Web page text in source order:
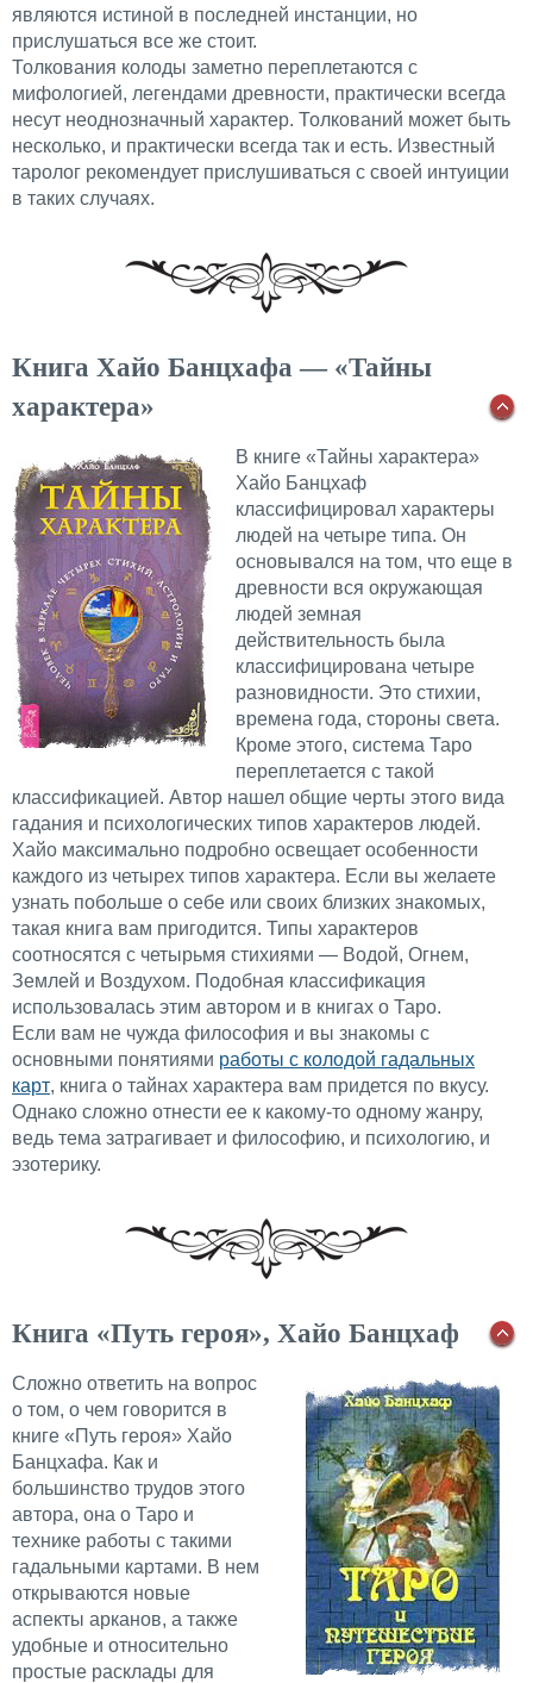
являются истиной в последней инстанции, но
прислушаться все же стоит.
Толкования колоды заметно переплетаются с
мифологией, легендами древности, практически всегда
несут неоднозначный характер. Толкований может быть
несколько, и практически всегда так и есть. Известный
таролог рекомендует прислушиваться с своей интуиции
в таких случаях.
Книга Хайо Банцхафа — «Тайны
характера»
В книге «Тайны характера»
Хайо Банцхаф
классифицировал характеры
людей на четыре типа. Он
основывался на том, что еще в
древности вся окружающая
людей земная
действительность была
классифицирована четыре
разновидности. Это стихии,
времена года, стороны света.
Кроме этого, система Таро
переплетается с такой
классификацией. Автор нашел общие черты этого вида
гадания и психологических типов характеров людей.
Хайо максимально подробно освещает особенности
каждого из четырех типов характера. Если вы желаете
узнать побольше о себе или своих близких знакомых,
такая книга вам пригодится. Типы характеров
соотносятся с четырьмя стихиями — Водой, Огнем,
Землей и Воздухом. Подобная классификация
использовалась этим автором и в книгах о Таро.
Если вам не чужда философия и вы знакомы с
основными понятиями работы с колодой гадальных
карт, книга о тайнах характера вам придется по вкусу.
Однако сложно отнести ее к какому-то одному жанру,
ведь тема затрагивает и философию, и психологию, и
эзотерику.
Книга «Путь героя», Хайо Банцхаф
Сложно ответить на вопрос
о том, о чем говорится в
книге «Путь героя» Хайо
Банцхафа. Как и
большинство трудов этого
автора, она о Таро и
технике работы с такими
гадальными картами. В нем
открываются новые
аспекты арканов, а также
удобные и относительно
простые расклады для